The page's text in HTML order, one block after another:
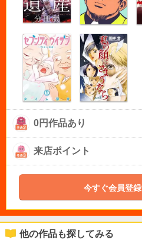
0円作品あり
来店ポイント
今すぐ会員登
他の作品も探してみる